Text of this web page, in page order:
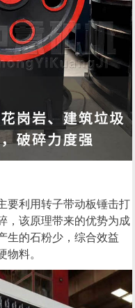
要利用转子带动板锤击打
，该原理带来的优势为成
生的石粉少，综合效益
物料。